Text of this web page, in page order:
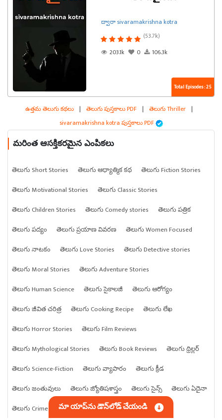
ద్వారా sivaramakrishna kotra
(53.7k)
203.1k
0 106.3k
Total Episodes : 25
ఉత్తమ తెలుగు కథలు | తెలుగు పుస్తకాలు PDF | తెలుగు Thriller |
sivaramakrishna kotra పుస్తకాలు PDF
మరింత ఆసక్తికరమైన ఎంపికలు
తెలుగు Short Stories తెలుగు ఆధ్యాత్మిక కథ
తెలుగు Fiction Stories
తెలుగు Motivational Stories
తెలుగు Classic Stories
తెలుగు Children Stories
తెలుగు Comedy stories
తెలుగు పత్రిక
తెలుగు పద్యం
తెలుగు ప్రయాణ వివరణ
తెలుగు Women Focused
తెలుగు నాటకం
తెలుగు Love Stories
తెలుగు Detective stories
తెలుగు Moral Stories
తెలుగు Adventure Stories
తెలుగు Human Science
తెలుగు సైకాలజీ
తెలుగు ఆరోగ్యం
తెలుగు జీవిత చరిత్ర
తెలుగు Cooking Recipe
తెలుగు లేఖ
తెలుగు Horror Stories
తెలుగు Film Reviews
తెలుగు Mythological Stories
తెలుగు Book Reviews
తెలుగు థ్రిల్లర్
తెలుగు Science-Fiction
తెలుగు వ్యాపారం
తెలుగు క్రీడ
తెలుగు జంతువులు
తెలుగు జ్యోతిషశాస్త్రం తెలుగు సైన్స్
తెలుగు ఏదైనా
తెలుగు Crime storiesమా యాప్‌ను డౌన్‌లోడ్ చేయండి